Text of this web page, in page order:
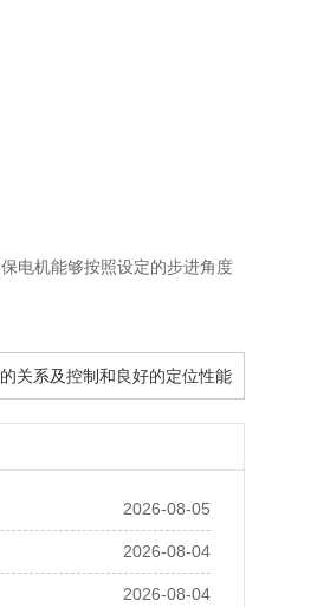
电机能够按照设定的步进角度
关系及控制和良好的定位性能
2026-08-05
2026-08-04
2026-08-04